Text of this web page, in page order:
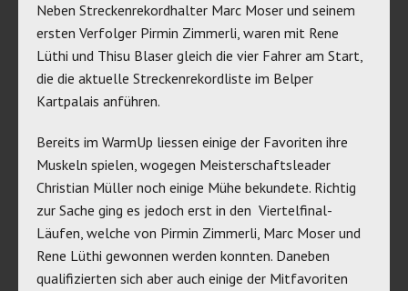
Neben Streckenrekordhalter Marc Moser und seinem
ersten Verfolger Pirmin Zimmerli, waren mit Rene
Lüthi und Thisu Blaser gleich die vier Fahrer am Start,
die die aktuelle Streckenrekordliste im Belper
Kartpalais anführen.
Bereits im WarmUp liessen einige der Favoriten ihre
Muskeln spielen, wogegen Meisterschaftsleader
Christian Müller noch einige Mühe bekundete. Richtig
zur Sache ging es jedoch erst in den Viertelfinal-
Läufen, welche von Pirmin Zimmerli, Marc Moser und
Rene Lüthi gewonnen werden konnten. Daneben
qualifizierten sich aber auch einige der Mitfavoriten